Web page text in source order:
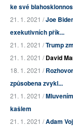
ke své
21. 1. 2021 /Joe
exekutivních přík...
21. 1. 2021 /Trump
21. 1. 2021 /David
18. 1. 2021 /
způsobena zvykl...
21. 1. 2021 /
kašlem
21. 1. 2021 /Adam